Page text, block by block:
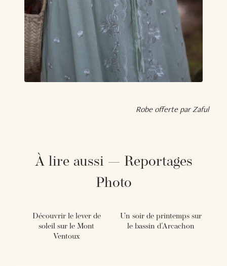
Robe offerte par Zaful
À lire aussi — Reportages
Photo
Découvrir le lever de
soleil sur le Mont
Ventoux
Un soir de printemps sur
le bassin d'Arcachon